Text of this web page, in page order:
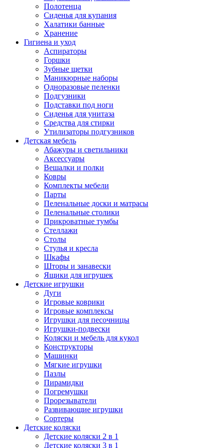
Полотенца
Сиденья для купания
Халатики банные
Хранение
Гигиена и уход
Аспираторы
Горшки
Зубные щетки
Маникюрные наборы
Одноразовые пеленки
Подгузники
Подставки под ноги
Сиденья для унитаза
Средства для стирки
Утилизаторы подгузников
Детская мебель
Абажуры и светильники
Аксессуары
Вешалки и полки
Ковры
Комплекты мебели
Парты
Пеленальные доски и матрасы
Пеленальные столики
Прикроватные тумбы
Стеллажи
Столы
Стулья и кресла
Шкафы
Шторы и занавески
Ящики для игрушек
Детские игрушки
Дуги
Игровые коврики
Игровые комплексы
Игрушки для песочницы
Игрушки-подвески
Коляски и мебель для кукол
Конструкторы
Машинки
Мягкие игрушки
Пазлы
Пирамидки
Погремушки
Прорезыватели
Развивающие игрушки
Сортеры
Детские коляски
Детские коляски 2 в 1
Детские коляски 3 в 1